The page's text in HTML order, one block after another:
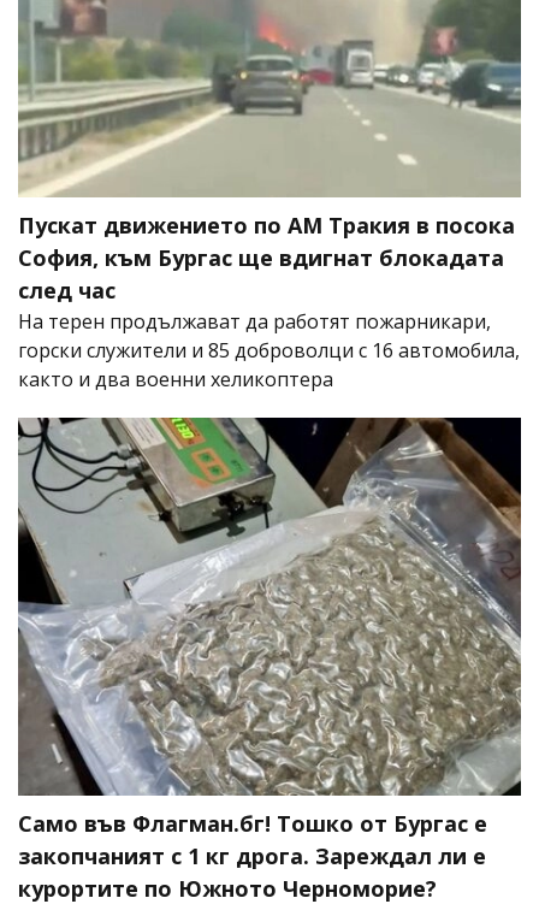
Пускат движението по АМ Тракия в посока
София, към Бургас ще вдигнат блокадата
след час
На терен продължават да работят пожарникари,
горски служители и 85 доброволци с 16 автомобила,
както и два военни хеликоптера
Само във Флагман.бг! Тошко от Бургас е
закопчаният с 1 кг дрога. Зареждал ли е
курортите по Южното Черноморие?